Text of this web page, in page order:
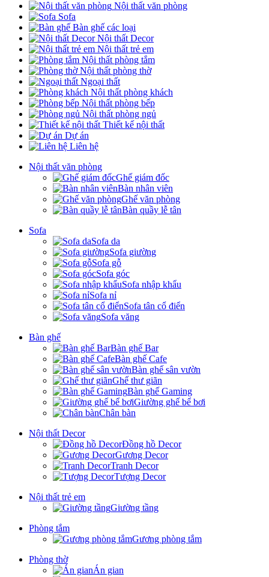
Nội thất văn phòng
Sofa
Bàn ghế các loại
Nội thất Decor
Nội thất trẻ em
Nội thất phòng tắm
Nội thất phòng thờ
Ngoại thất
Nội thất phòng khách
Nội thất phòng bếp
Nội thất phòng ngủ
Thiết kế nội thất
Dự án
Liên hệ
Nội thất văn phòng
Ghế giám đốc
Bàn nhân viên
Ghế văn phòng
Bàn quầy lễ tân
Sofa
Sofa da
Sofa giường
Sofa gỗ
Sofa góc
Sofa nhập khẩu
Sofa nỉ
Sofa tân cổ điển
Sofa văng
Bàn ghế
Bàn ghế Bar
Bàn ghế Cafe
Bàn ghế sân vườn
Ghế thư giãn
Bàn ghế Gaming
Giường ghế bể bơi
Chân bàn
Nội thất Decor
Đồng hồ Decor
Gương Decor
Tranh Decor
Tượng Decor
Nội thất trẻ em
Giường tầng
Phòng tắm
Gương phòng tắm
Phòng thờ
Án gian